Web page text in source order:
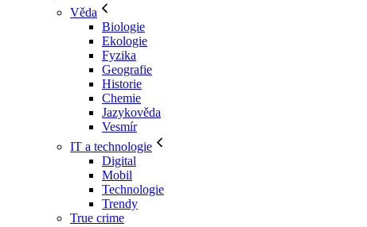
Věda
Biologie
Ekologie
Fyzika
Geografie
Historie
Chemie
Jazykověda
Vesmír
IT a technologie
Digital
Mobil
Technologie
Trendy
True crime